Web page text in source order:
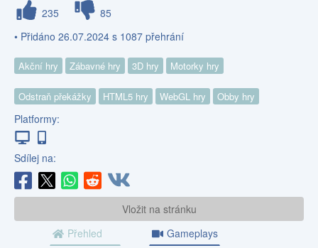
235
85
• Přidáno 26.07.2024 s 1087 přehrání
Akční hry Zábavné hry 3D hry Motorky hry
Odstraň překážky HTML5 hry WebGL hry Obby hry
Platformy:
Sdílej na:
Vložit na stránku
Přehled
Gameplays